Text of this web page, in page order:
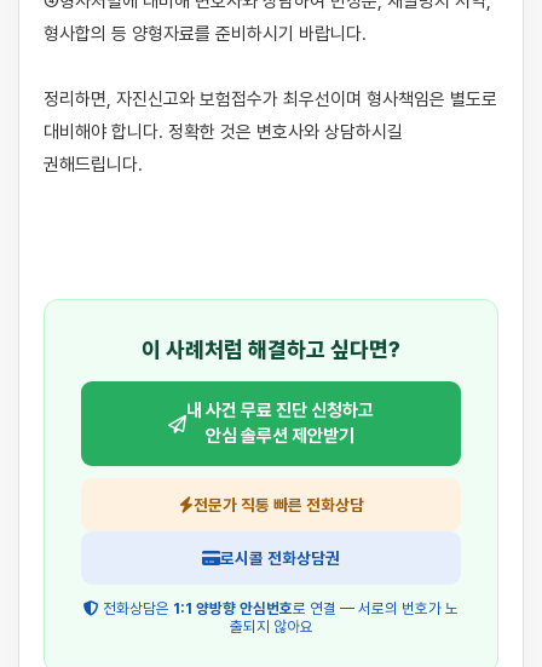
형사합의 등 양형자료를 준비하시기 바랍니다.
정리하면, 자진신고와 보험접수가 최우선이며 형사책임은 별도로
대비해야 합니다. 정확한 것은 변호사와 상담하시길
권해드립니다.
이 사례처럼 해결하고 싶다면?
내 사건 무료 진단 신청하고
안심 솔루션 제안받기
전문가 직통 빠른 전화상담
로시콜 전화상담권
전화상담은 1:1 양방향 안심번호로 연결 — 서로의 번호가 노
출되지 않아요